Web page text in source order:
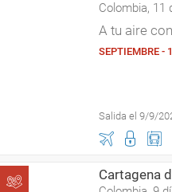
Colombia, 11
A tu aire
SEPTIEMBRE -
Salida el 9/9/
Cartagena